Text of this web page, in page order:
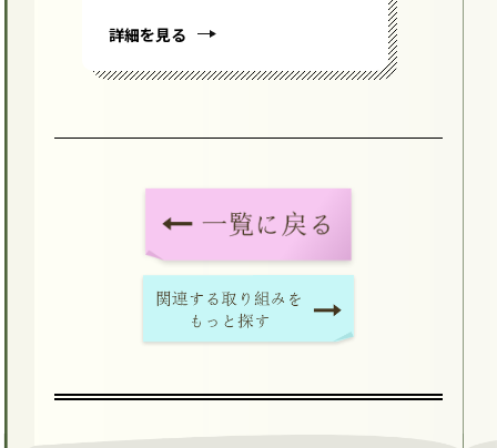
詳細を見る